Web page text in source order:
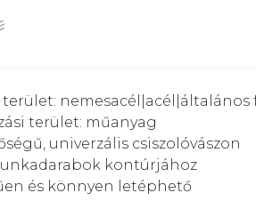
nemesacél|acél|általános
terület: műanyag
univerzális csiszolóvászon
kontúrjához
és könnyen letéphető